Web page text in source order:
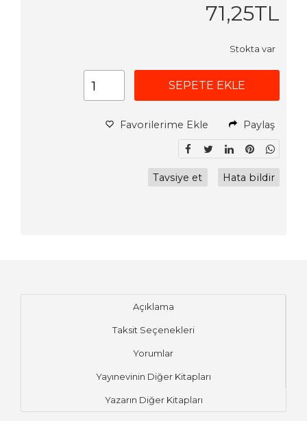
71,25TL
Stokta var
SEPETE EKLE
Favorilerime Ekle Paylaş
Tavsiye et Hata bildir
Açıklama
Taksit Seçenekleri
Yorumlar
Yayınevinin Diğer Kitapları
Yazarın Diğer Kitapları